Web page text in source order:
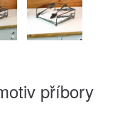
příbory